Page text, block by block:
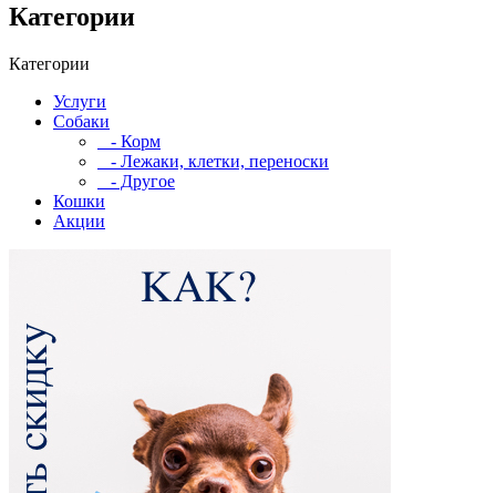
Категории
Категории
Услуги
Собаки
- Корм
- Лежаки, клетки, переноски
- Другое
Кошки
Акции